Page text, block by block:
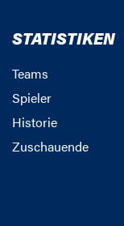
STATISTIKEN
Teams
Spieler
Historie
Zuschauende